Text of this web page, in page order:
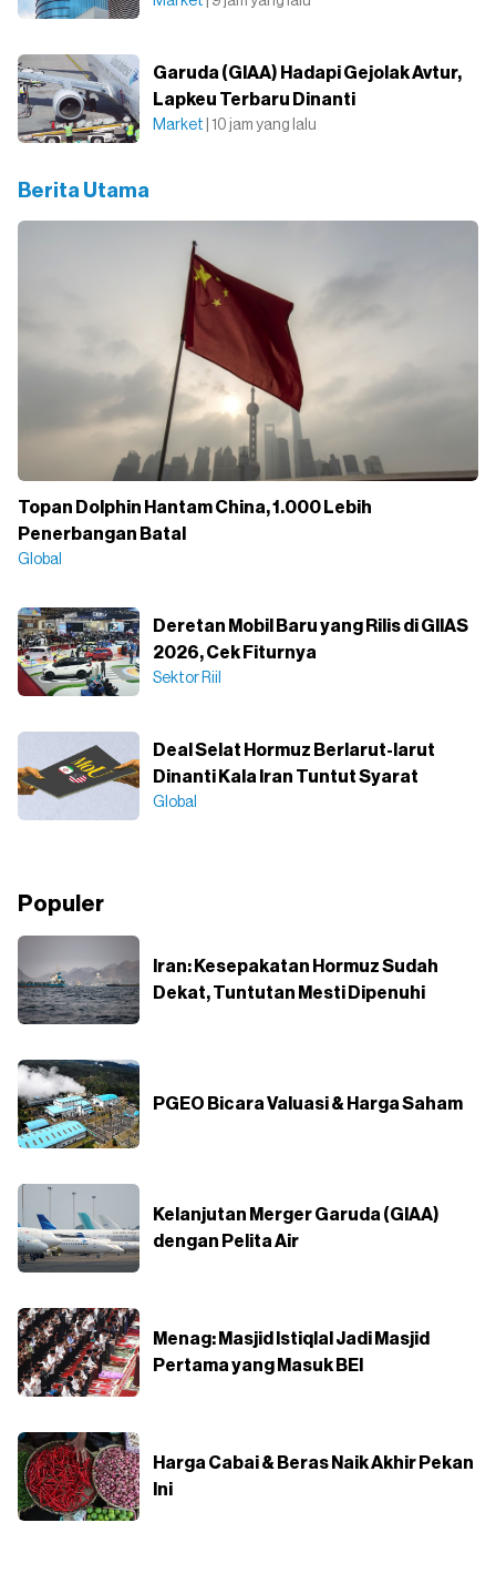
Garuda (GIAA) Hadapi Gejolak Avtur,
Lapkeu Terbaru Dinanti
Market | 10 jam yang lalu
Berita Utama
Topan Dolphin Hantam China, 1.000 Lebih
Penerbangan Batal
Global
Deretan Mobil Baru yang Rilis di GIIAS
2026, Cek Fiturnya
Sektor Riil
Deal Selat Hormuz Berlarut-larut
Dinanti Kala Iran Tuntut Syarat
Global
Populer
Iran: Kesepakatan Hormuz Sudah
Dekat, Tuntutan Mesti Dipenuhi
PGEO Bicara Valuasi & Harga Saham
Kelanjutan Merger Garuda (GIAA)
dengan Pelita Air
Menag: Masjid Istiqlal Jadi Masjid
Pertama yang Masuk BEI
Harga Cabai & Beras Naik Akhir Pekan
Ini